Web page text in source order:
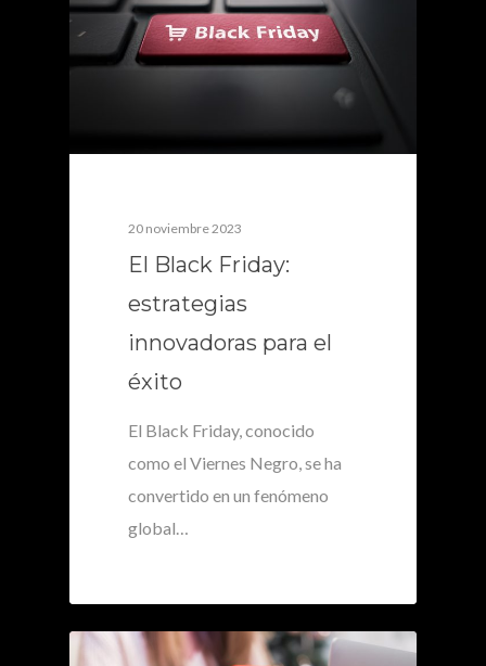
20 noviembre 2023
El Black Friday:
estrategias
innovadoras para el
éxito
El Black Friday, conocido
como el Viernes Negro, se ha
convertido en un fenómeno
global…
0